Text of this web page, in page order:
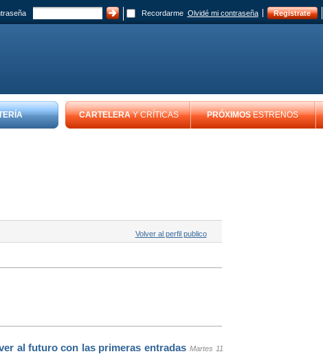
Recordarme Olvidé mi contraseña Registrate
CARTELERAY CRÍTICAS PRÓXIMOSESTRENOS
Volver al perfil publico
al futuro con las primeras entradas Martes 11